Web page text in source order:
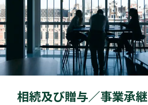
相続及び贈与／事業承継